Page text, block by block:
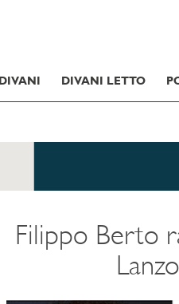
DIVANI DIVANI LETTO
Filippo Berto